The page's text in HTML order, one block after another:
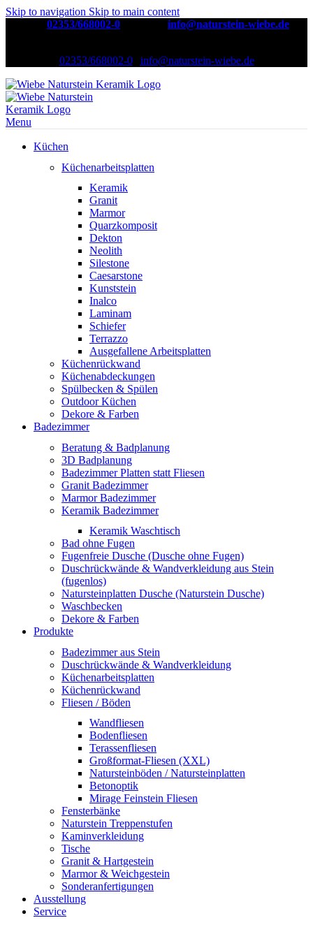
Skip to navigation Skip to main content
02353/668002-0
info@naturstein-wiebe.de
02353/668002-0| info@naturstein-wiebe.de
Menu
Küchen
Küchenarbeitsplatten
Keramik
Granit
Marmor
Quarzkomposit
Dekton
Neolith
Silestone
Caesarstone
Kunststein
Inalco
Laminam
Schiefer
Terrazzo
Ausgefallene Arbeitsplatten
Küchenrückwand
Küchenabdeckungen
Spülbecken & Spülen
Outdoor Küchen
Dekore & Farben
Badezimmer
Beratung & Badplanung
3D Badplanung
Badezimmer Platten statt Fliesen
Granit Badezimmer
Marmor Badezimmer
Keramik Badezimmer
Keramik Waschtisch
Bad ohne Fugen
Fugenfreie Dusche (Dusche ohne Fugen)
Duschrückwände & Wandverkleidung aus Stein
(fugenlos)
Natursteinplatten Dusche (Naturstein Dusche)
Waschbecken
Dekore & Farben
Produkte
Badezimmer aus Stein
Duschrückwände & Wandverkleidung
Küchenarbeitsplatten
Küchenrückwand
Fliesen / Böden
Wandfliesen
Bodenfliesen
Terassenfliesen
Großformat-Fliesen (XXL)
Natursteinböden / Natursteinplatten
Betonoptik
Mirage Feinstein Fliesen
Fensterbänke
Naturstein Treppenstufen
Kaminverkleidung
Tische
Granit & Hartgestein
Marmor & Weichgestein
Sonderanfertigungen
Ausstellung
Service